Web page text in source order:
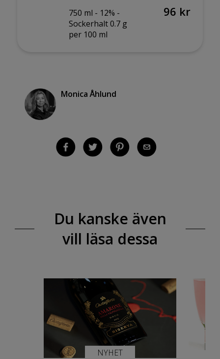
750 ml - 12% -
Sockerhalt 0.7 g
per 100 ml
96 kr
Monica Åhlund
Du kanske även
vill läsa dessa
NYHET